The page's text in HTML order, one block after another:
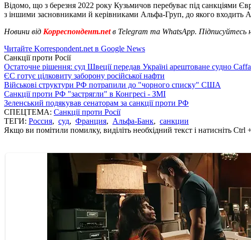
Відомо, що з березня 2022 року Кузьмичов перебуває під санкціями
з іншими засновниками й керівниками Альфа-Груп, до якого входить
Новини від Корреспондент.netв Telegram та WhatsApp. Підписуйтесь
Читайте Korrespondent.net в Google News
Санкції проти Росії
Остаточне рішення: суд Швеції передав Україні арештоване судно Caffa
ЄС готує цілковиту заборону російської нафти
Військові структури РФ потрапили до "чорного списку" США
Санкції проти РФ "застрягли" в Конгресі - ЗМІ
Зеленський подякував сенаторам за санкції проти РФ
СПЕЦТЕМА: Санкції проти Росії
ТЕГИ: Россия, суд, Франция, Альфа-Банк, санкции
Якщо ви помітили помилку, виділіть необхідний текст і натисніть